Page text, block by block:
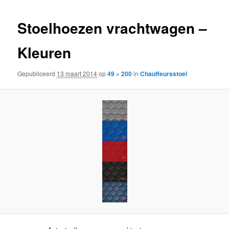
Stoelhoezen vrachtwagen –
Kleuren
Gepubliceerd 13 maart 2014op49 × 200inChauffeursstoel